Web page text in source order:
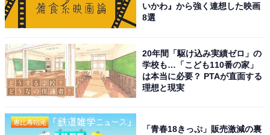
決勝の出番順で、10番手で優勝したコンビは過去にいま
せん。トップバッターも含めて、優勝したコンビがいな
これは過去16回中11回は決勝が9組までしかなかったた
めでもありますが、それでも後半が圧倒的に有利とされ
るなか、意外な結果といえるでしょう。
いかわ』から強く連想した映画
8選
20年間「駆け込み実績ゼロ」の
学校も…「こども110番の家」
は本当に必要？ PTAが直面する
理想と現実
「青春18きっぷ」販売激減の裏